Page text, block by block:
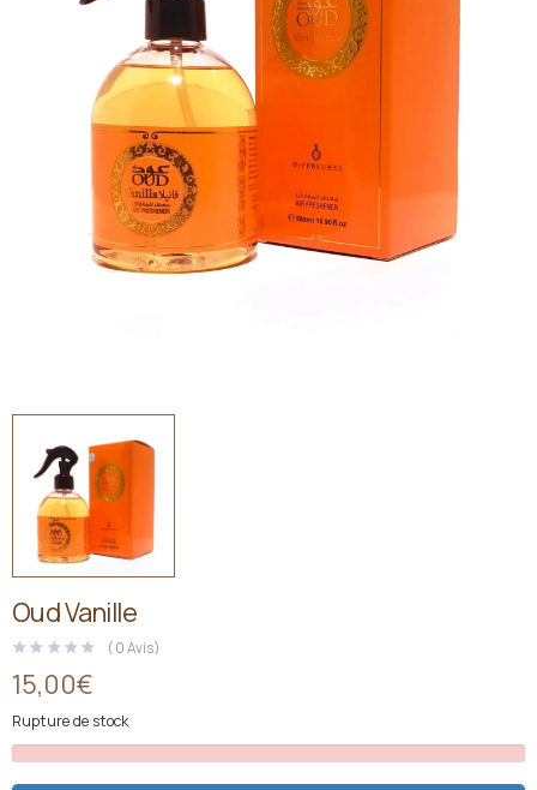
Oud Vanille
(0Avis )
15,00€
Rupture de stock